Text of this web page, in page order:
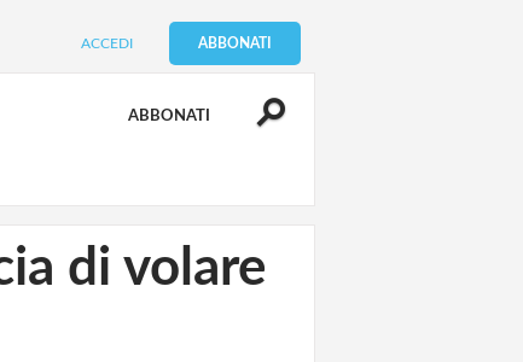
ACCEDI ABBONATI
ABBONATI
di volare